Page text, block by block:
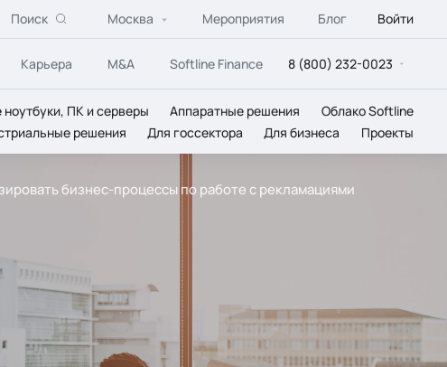
Поиск Москва Мероприятия Блог Войти
Карьера M&A Softline Finance 8 (800) 232-0023
ноутбуки, ПК и серверы Аппаратные решения
Облако Softline
решения Для госсектора Для бизнеса Проекты
бизнес-процессы по работе с рекламациями